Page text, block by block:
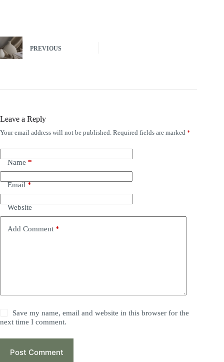
PREVIOUS
Leave a Reply
Your email address will not be published. Required fields are marked *
Name *
Email *
Website
Add Comment *
Save my name, email and website in this browser for the
next time I comment.
Post Comment